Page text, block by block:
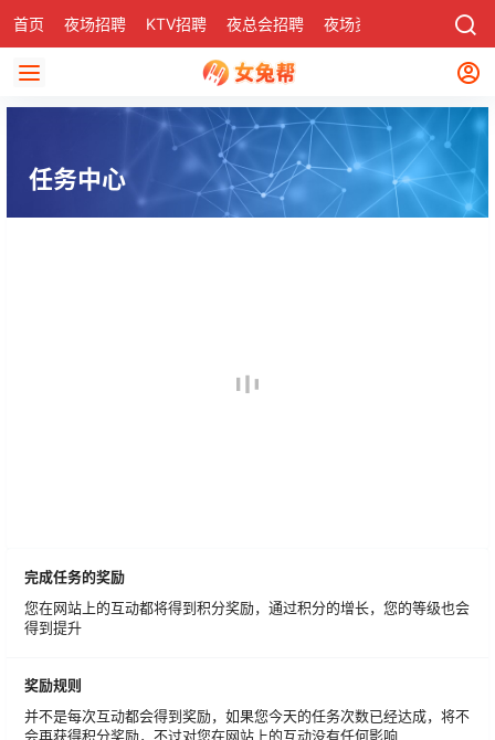
首页 夜场招聘 KTV招聘 夜总会招聘 夜场资讯 社区
任务中心
完成任务的奖励
您在网站上的互动都将得到积分奖励，通过积分的增长，您的等级也会
得到提升
奖励规则
并不是每次互动都会得到奖励，如果您今天的任务次数已经达成，将不
会再获得积分奖励，不过对您在网站上的互动没有任何影响